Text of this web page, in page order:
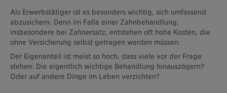
Als Erwerbstätiger ist es besonders wichtig, sich umfassend
abzusichern. Denn im Falle einer Zahnbehandlung,
insbesondere bei Zahnersatz, entstehen oft hohe Kosten, die
ohne Versicherung selbst getragen werden müssen.
Der Eigenanteil ist meist so hoch, dass viele vor der Frage
stehen: Die eigentlich wichtige Behandlung hinauszögern?
Oder auf andere Dinge im Leben verzichten?